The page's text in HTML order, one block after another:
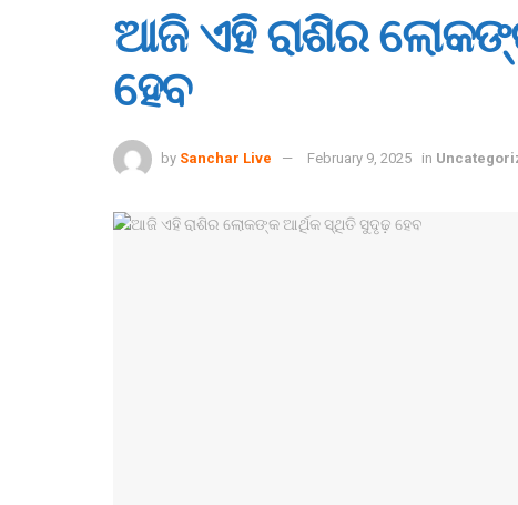
ଆଜି ଏହି ରାଶିର
ହେବ
by Sanchar Live February 9, 2025 in